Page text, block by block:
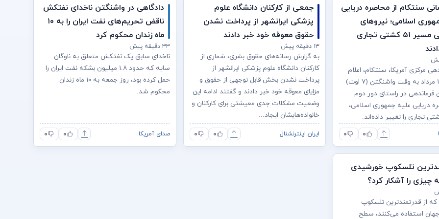
سنتکام از محاصره دریایی
اسلامی؛ نیروهای
آمریکایی مسیر ۵۱ کشتی تجاری
مرکزی آمریکا، سنتکام، اعلام
کرد که تا ۱۶ مرداد به وقت واشنگتن (۷ اوت)
فرماندهی در راستای دور دوم
دریایی علیه جمهوری اسلامی،
۰ ۰
جمعی از کارکنان دانشگاه علوم
پزشکی ایرانشهر از پرداخت نشدن
حقوق معوقه خود خبر دادند
۱۳ دقیقه پیش
به گزارش رسانه‌های حقوق بشری، شماری از
کارکنان دانشگاه علوم پزشکی ایرانشهر از
پرداخت نشدن بخش قابل توجهی از حقوق و
مزایای معوقه خود خبر دادند و گفتند ادامه این
وضعیت مشکلات جدی معیشتی برای کارکنان و
خانواده‌هایشان ایجاد...
ایران اینترنشنال ۰ ۰
دادگاهی در واشنگتن ناخدای نفتکش
ناقض تحریم‌های نفت ایران را به ۱۰
ماه زندان محکوم کرد
۳۳ دقیقه پیش
ناخدای سابق یک نفتکش متعلق به ناوگان
سایه که حدود ۱.۸ میلیون بشکه نفت ایران را
حمل کرده بود، روز جمعه به ۱۰ ماه زندان
محکوم شد.
صدای آمریکا ۰ ۰
تلسکوپ خورشیدی
چیزی را آشکار کرد؟
که از قدرتمندترین تلسکوپ
استفاده می‌کنند، سطح